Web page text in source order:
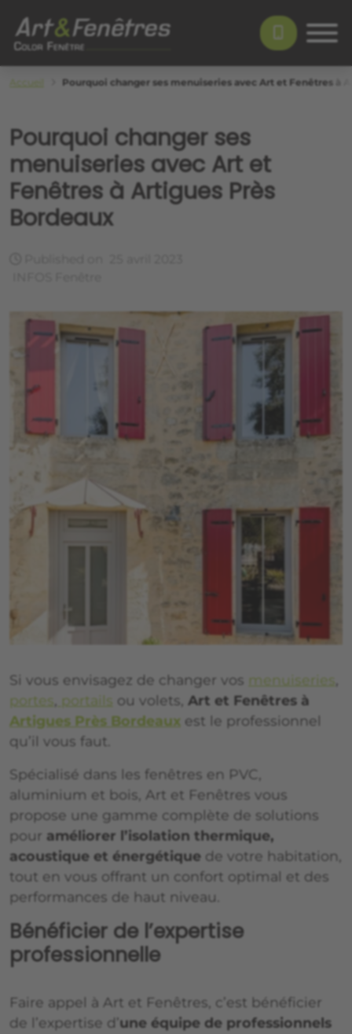
Pourquoi changer ses menuiseries avec Art et Fenêtres à
Pourquoi changer ses
menuiseries avec Art et
Fenêtres à Artigues Près
Bordeaux
Si vous envisagez de changer vos menuiseries
portes portails ou volets, Art et Fenêtres à
Artigues Près Bordeaux est le professionnel
qu’il vous faut.
Spécialisé dans les fenêtres en PVC,
aluminium et bois, Art et Fenêtres vous
propose une gamme complète de solutions
pour améliorer l’isolation thermique,
acoustique et énergétique de votre habitation,
tout en vous offrant un confort optimal et des
performances de haut niveau.
Bénéficier de l’expertise
professionnelle
Faire appel à Art et Fenêtres, c’est bénéficier
de l’expertise d’une équipe de professionnels
Color Fenêtre